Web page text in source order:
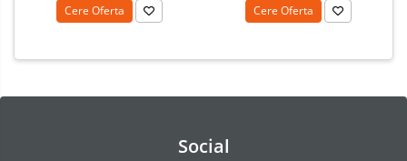
Cere Oferta Cere Oferta
Social